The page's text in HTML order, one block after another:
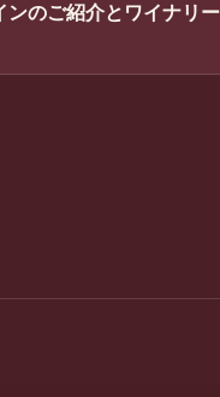
ンのご紹介とワイナリ